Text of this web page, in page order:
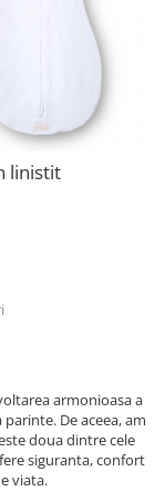
linistit
armonioasa a
De aceea, am
doua dintre cele
siguranta, confort
viata.